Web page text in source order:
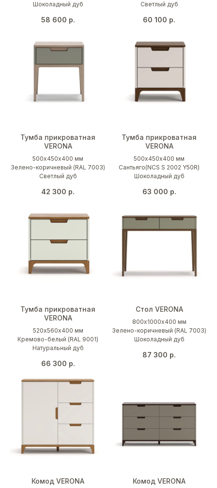
Шоколадный дуб
58 600 р.
Светлый дуб
60 100 р.
Тумба прикроватная
VERONA
500х450х400 мм
Зелено-коричневый (RAL 7003)
Светлый дуб
42 300 р.
Тумба прикроватная
VERONA
500х450х400 мм
Сантьяго(NCS S 2002 Y50R)
Шоколадный дуб
63 000 р.
Тумба прикроватная
VERONA
520х560х400 мм
Кремово-белый (RAL 9001)
Натуральный дуб
66 300 р.
Стол VERONA
800х1000х400 мм
Зелено-коричневый (RAL 7003)
Шоколадный дуб
87 300 р.
Комод VERONA Комод VERONA